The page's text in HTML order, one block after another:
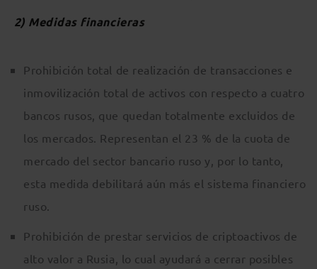
2) Medidas financieras
Prohibición total de realización de transacciones e
inmovilización total de activos con respecto a cuatro
bancos rusos, que quedan totalmente excluidos de
los mercados. Representan el 23 % de la cuota de
mercado del sector bancario ruso y, por lo tanto,
esta medida debilitará aún más el sistema financiero
ruso.
Prohibición de prestar servicios de criptoactivos de
alto valor a Rusia, lo cual ayudará a cerrar posibles